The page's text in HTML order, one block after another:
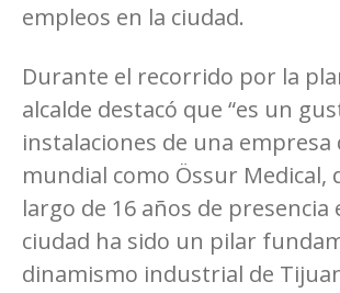
empleos en la ciudad.
Durante el recorrido por la
alcalde destacó que “es un
instalaciones de una empresa
mundial como Össur Medical,
largo de 16 años de presencia
ciudad ha sido un pilar
dinamismo industrial de